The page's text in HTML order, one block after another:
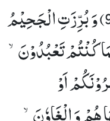
وَ اُزْلِفَتِ الْجَنَّةُ لِلْمُتَّقِیْنَۙ (90) وَ بُرِّزَتِ الْجَحِیْمُ
اَیْنَمَا كُنْتُمْ تَعْبُدُوْنَۙ
اَوْ
فِیْهَا هُمْ وَ الْغَاوٗنَۙ